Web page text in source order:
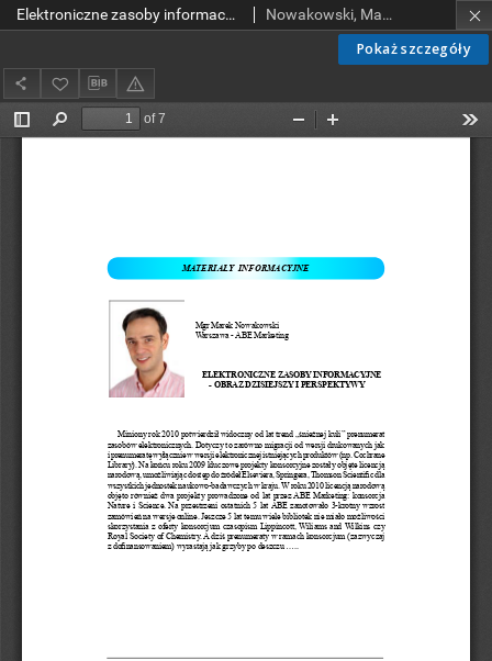
Pokaż szczegóły
Elektroniczne zasoby informacyjne - obraz dziszejszy i perspektywy Nowakowski, Marek